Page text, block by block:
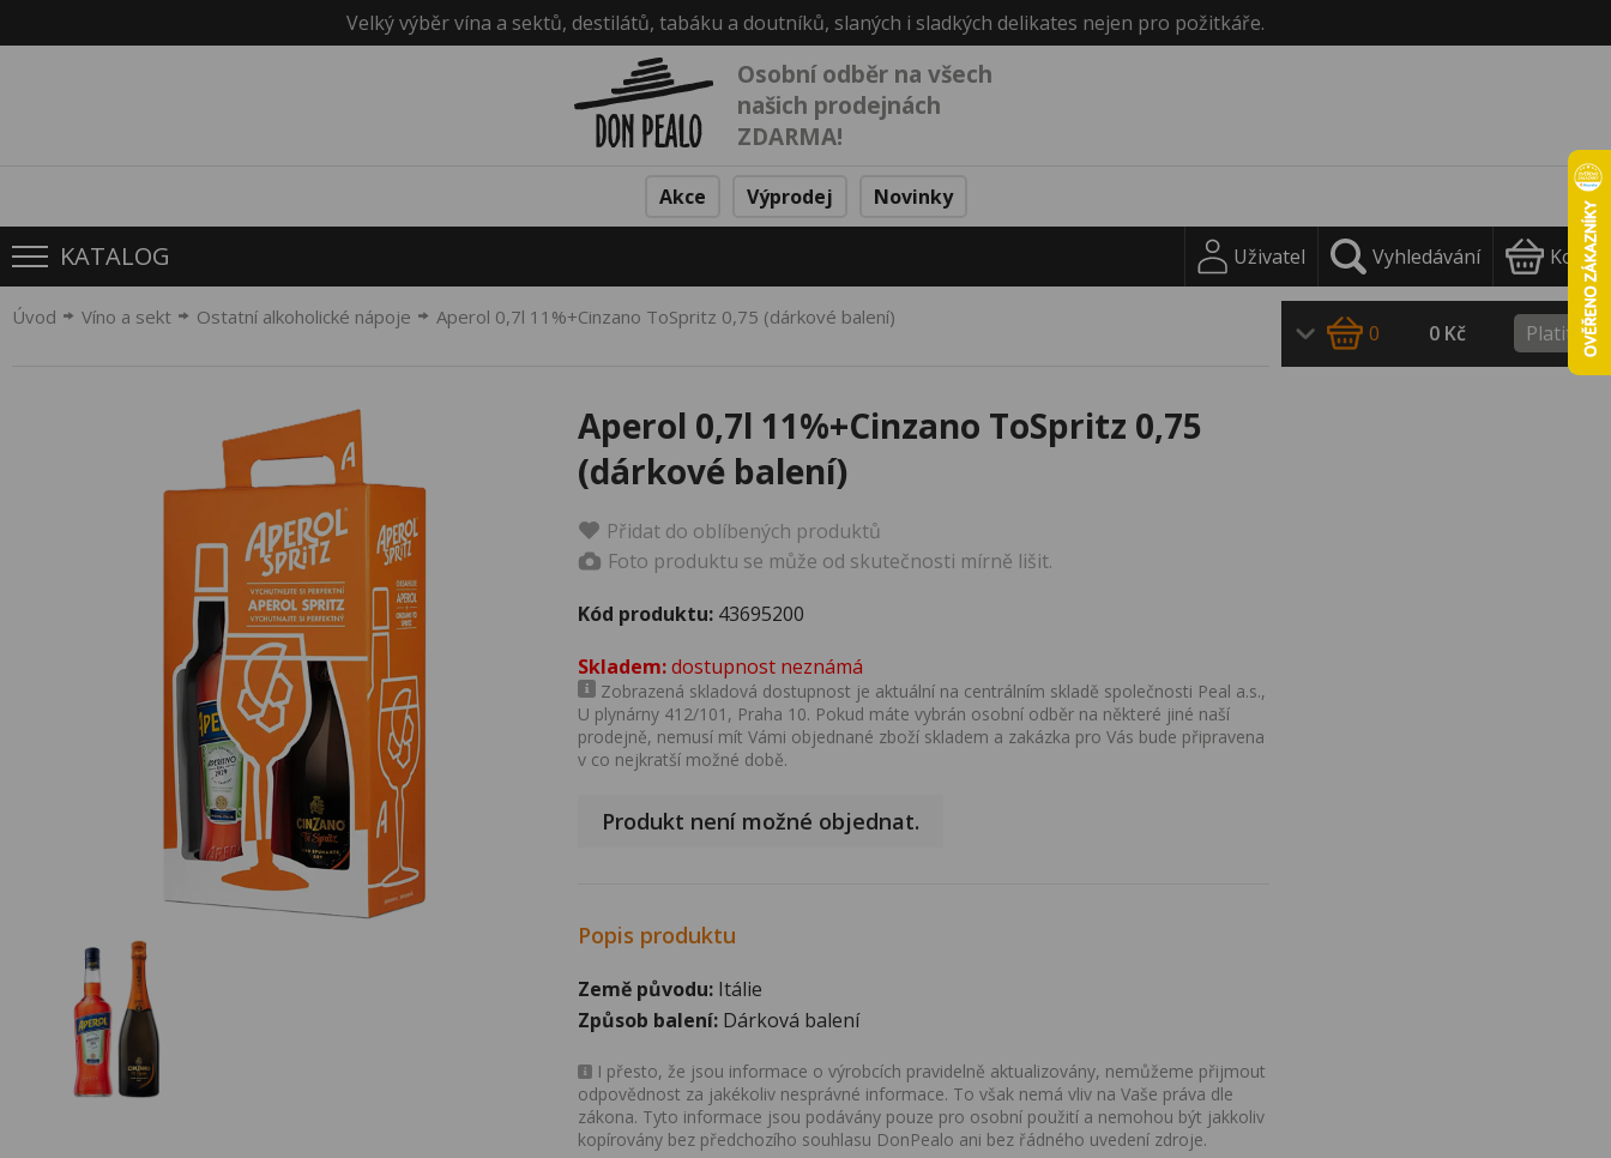
Velký výběr vína a sektů, destilátů, tabáku a doutníků, slaných i sladkých delikates nejen pro požitkáře.
Osobní odběr na všech
našich prodejnách
ZDARMA!
Akce Výprodej Novinky
KATALOG Uživatel Vyhledávání Košík
Úvod Víno a sekt Ostatní alkoholické nápoje Aperol 0,7l 11%+Cinzano ToSpritz 0,75 (dárkové balení)
Aperol 0,7l 11%+Cinzano ToSpritz 0,75
(dárkové balení)
Přidat do oblíbených produktů
Foto produktu se může od skutečnosti mírně lišit.
Kód produktu: 43695200
Skladem:dostupnost neznámá
Zobrazená skladová dostupnost je aktuální na centrálním skladě společnosti Peal a.s.,
U plynárny 412/101, Praha 10. Pokud máte vybrán osobní odběr na některé jiné naší
prodejně, nemusí mít Vámi objednané zboží skladem a zakázka pro Vás bude připravena
v co nejkratší možné době.
Produkt není možné objednat.
Popis produktu
Země původu: Itálie
Způsob balení: Dárková balení
I přesto, že jsou informace o výrobcích pravidelně aktualizovány, nemůžeme přijmout
odpovědnost za jakékoliv nesprávné informace. To však nemá vliv na Vaše práva dle
zákona. Tyto informace jsou podávány pouze pro osobní použití a nemohou být jakkoliv
kopírovány bez předchozího souhlasu DonPealo ani bez řádného uvedení zdroje.
0 0 Kč Platit